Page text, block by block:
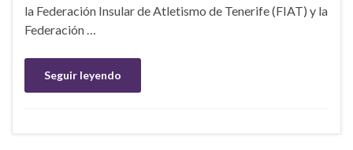
la Federación Insular de Atletismo de Tenerife (FIAT) y la
Federación …
Seguir leyendo